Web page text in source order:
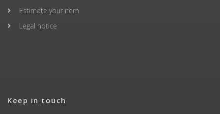
Estimate your item
Legal notice
Keep in touch